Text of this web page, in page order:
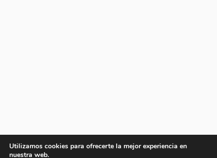
Utilizamos cookies para ofrecerte la mejor experiencia en
nuestra web.